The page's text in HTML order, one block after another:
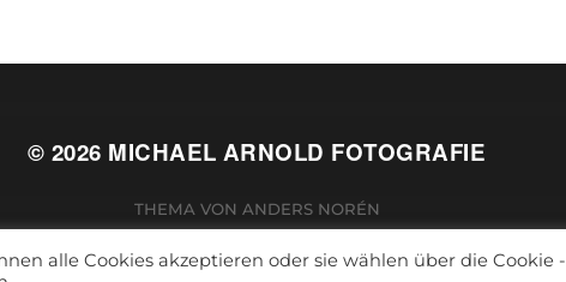
© 2026 MICHAEL ARNOLD FOTOGRAFIE
THEMA VON ANDERS NORÉN
alle Cookies akzeptieren oder sie wählen über die Cookie -